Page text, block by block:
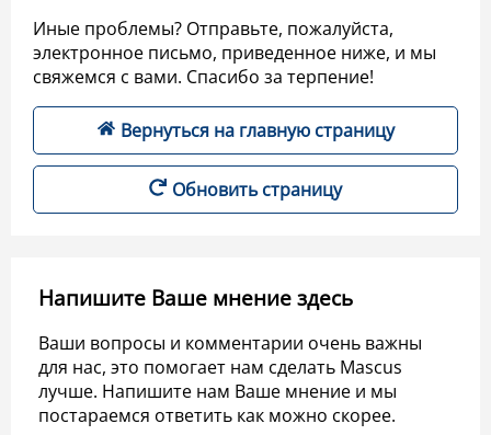
Иные проблемы? Отправьте, пожалуйста,
электронное письмо, приведенное ниже, и мы
свяжемся с вами. Спасибо за терпение!
Вернуться на главную страницу
Обновить страницу
Напишите Ваше мнение здесь
Ваши вопросы и комментарии очень важны
для нас, это помогает нам сделать Mascus
лучше. Напишите нам Ваше мнение и мы
постараемся ответить как можно скорее.